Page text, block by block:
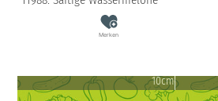
Merken
10cm